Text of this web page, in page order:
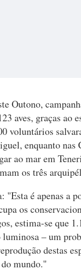
Outono,
aves, graças ao
voluntários
enquanto
ao mar em
os três
"Esta é apenas a
os
estima-se que
– um
destas
mundo."